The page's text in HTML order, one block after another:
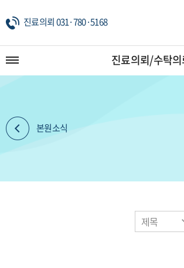
진료의뢰 031·780·5168
진료의뢰/수탁의
본원소식